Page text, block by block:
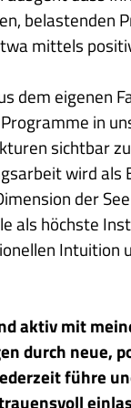
belastenden
mittels
dem eigenen
in
sichtbar
wird als
der
als höchste
Intuition
aktiv mit
durch neue,
führe